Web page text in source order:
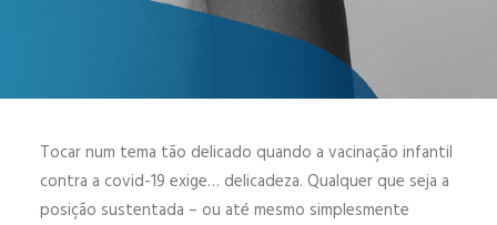
ENGLISH
ESPAÑOL
Tocar num tema tão delicado quando a vacinação infantil
contra a covid-19 exige… delicadeza. Qualquer que seja a
posição sustentada – ou até mesmo simplesmente